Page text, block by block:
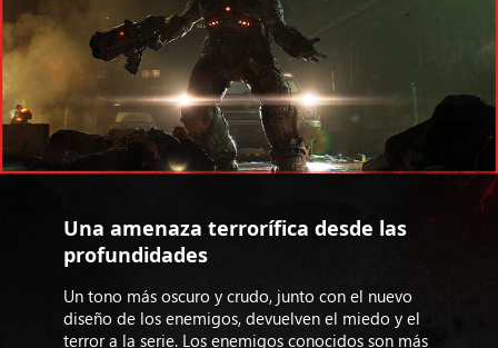
Una amenaza terrorífica desde las
profundidades
Un tono más oscuro y crudo, junto con el nuevo
diseño de los enemigos, devuelven el miedo y el
terror a la serie. Los enemigos conocidos son más